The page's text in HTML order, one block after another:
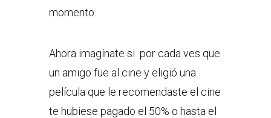
momento.
Ahora imagínate si por cada ves que
un amigo fue al cine y eligió una
película que le recomendaste el cine
te hubiese pagado el 50% o hasta el